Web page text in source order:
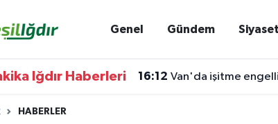
Genel Gündem Siyaset
Iğdır Haberleri 16:12 Van'da işitme
HABERLER